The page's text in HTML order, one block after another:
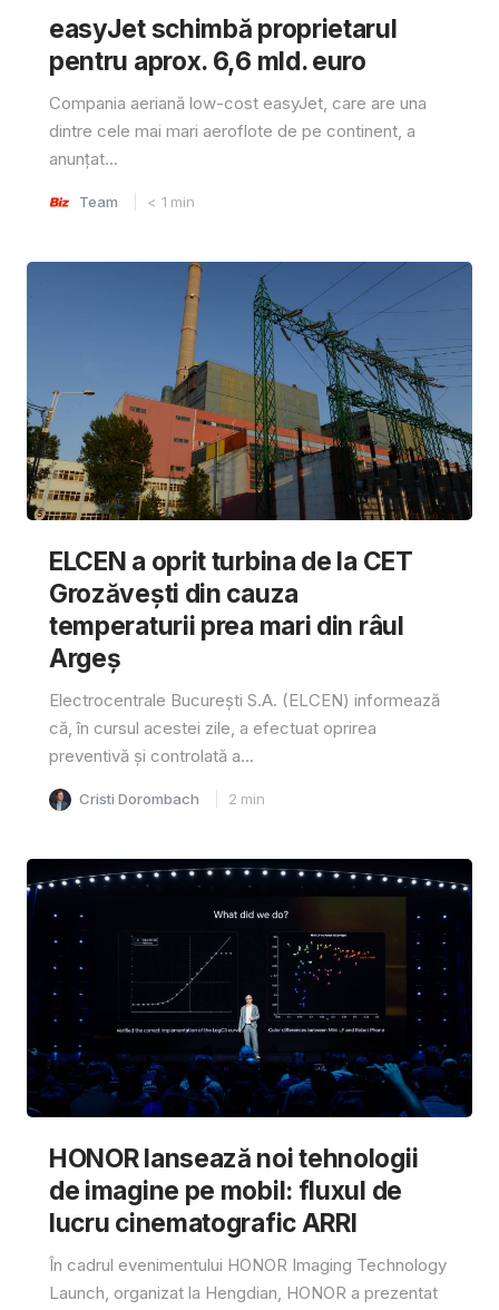
easyJet schimbă proprietarul
pentru aprox. 6,6 mld. euro
Compania aeriană low-cost easyJet, care are una
dintre cele mai mari aeroflote de pe continent, a
anunțat...
Team < 1 min
ELCEN a oprit turbina de la CET
Grozăvești din cauza
temperaturii prea mari din râul
Argeș
Electrocentrale București S.A. (ELCEN) informează
că, în cursul acestei zile, a efectuat oprirea
preventivă și controlată a...
Cristi Dorombach 2 min
HONOR lansează noi tehnologii
de imagine pe mobil: fluxul de
lucru cinematografic ARRI
În cadrul evenimentului HONOR Imaging Technology
Launch, organizat la Hengdian, HONOR a prezentat